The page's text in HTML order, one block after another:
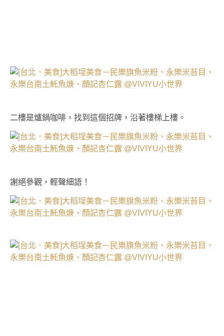
二樓是爐鍋咖啡，找到這個招牌，沿著樓梯上樓。
謝絕參觀，輕聲細語！